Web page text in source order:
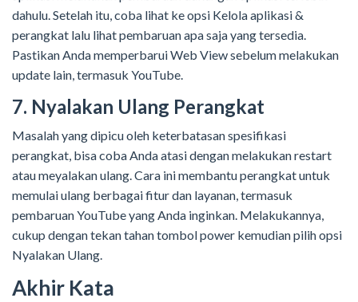
dahulu. Setelah itu, coba lihat ke opsi Kelola aplikasi &
perangkat lalu lihat pembaruan apa saja yang tersedia.
Pastikan Anda memperbarui Web View sebelum melakukan
update lain, termasuk YouTube.
7. Nyalakan Ulang Perangkat
Masalah yang dipicu oleh keterbatasan spesifikasi
perangkat, bisa coba Anda atasi dengan melakukan restart
atau meyalakan ulang. Cara ini membantu perangkat untuk
memulai ulang berbagai fitur dan layanan, termasuk
pembaruan YouTube yang Anda inginkan. Melakukannya,
cukup dengan tekan tahan tombol power kemudian pilih opsi
Nyalakan Ulang.
Akhir Kata